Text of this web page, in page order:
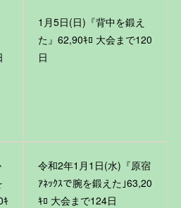
1月5日(日)『背中を鍛え
た』62,90ｷﾛ 大会まで120
日
ｷ
令和2年1月1日(水)『原宿
ｱﾈｯｸｽで腕を鍛えた｣63,20
ｷﾛ 大会まで124日